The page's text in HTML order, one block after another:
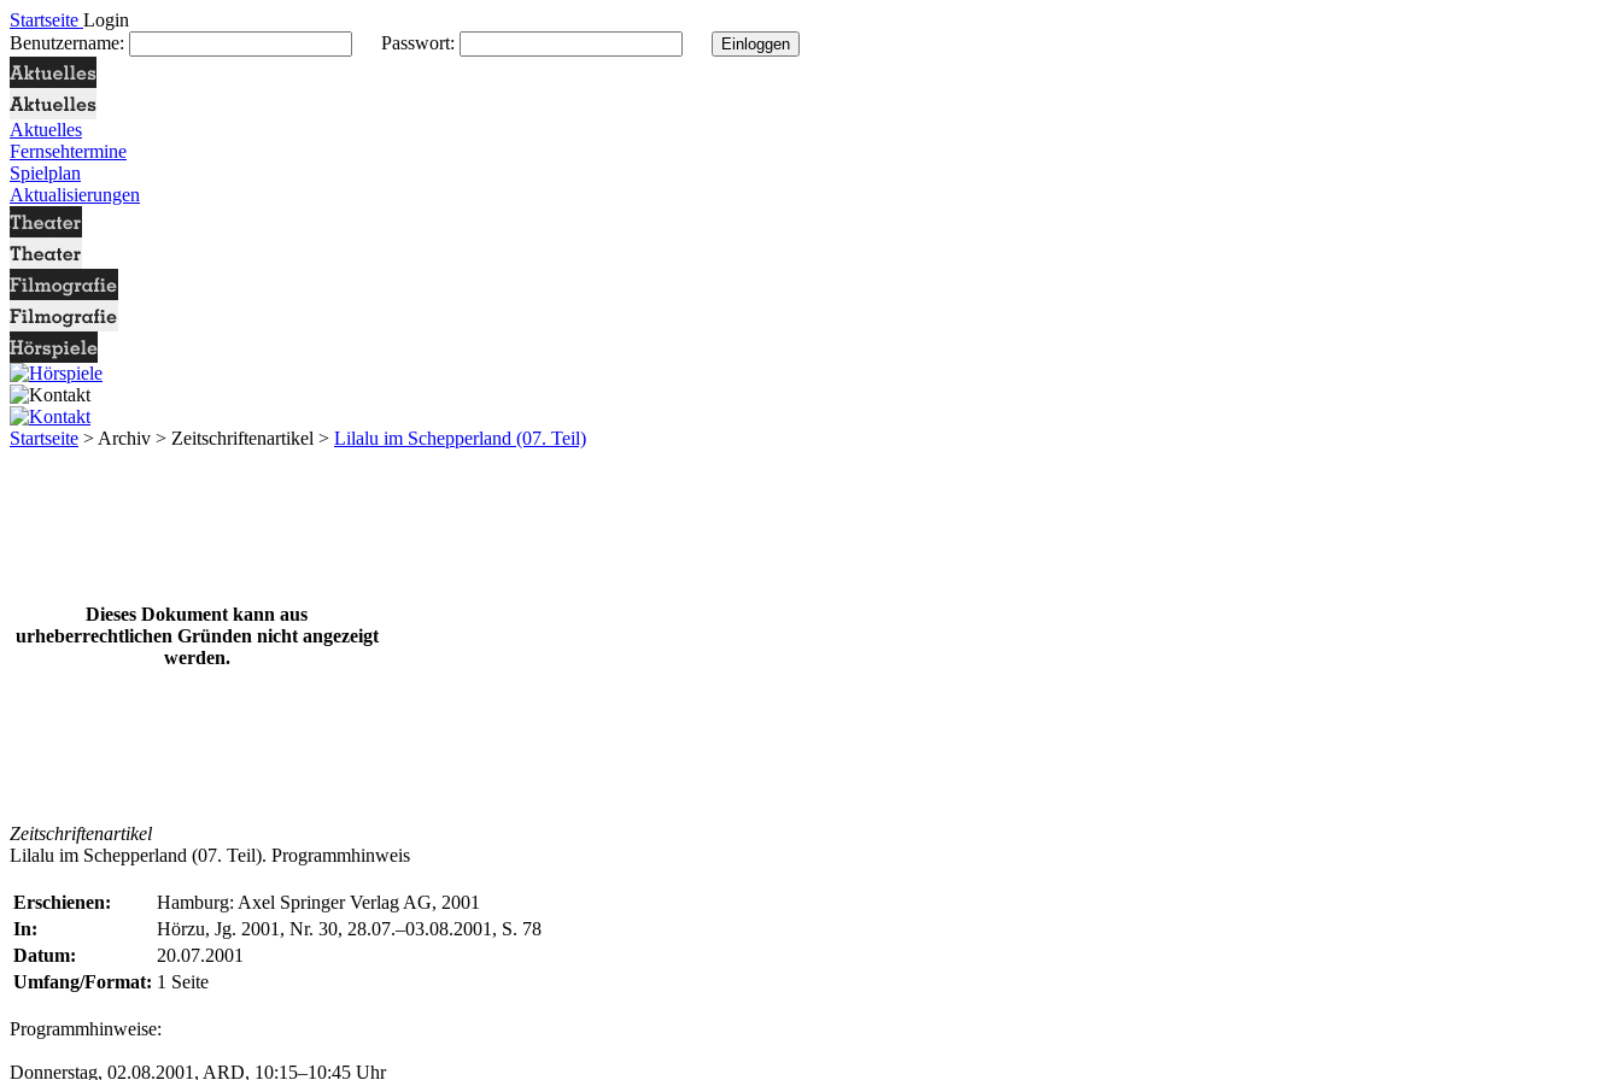
Startseite Login
Benutzername:
Passwort:
Aktuelles
Fernsehtermine
Spielplan
Aktualisierungen
Startseite > Archiv > Zeitschriftenartikel > Lilalu im Schepperland (07. Teil)
Dieses Dokument kann aus
urheberrechtlichen Gründen nicht angezeigt
werden.
Zeitschriftenartikel
Lilalu im Schepperland (07. Teil). Programmhinweis
Erschienen:
Hamburg: Axel Springer Verlag AG, 2001
In:
Hörzu, Jg. 2001, Nr. 30, 28.07.–03.08.2001, S. 78
Datum:
20.07.2001
Umfang/Format: 1 Seite
Programmhinweise:
Donnerstag, 02.08.2001, ARD, 10:15–10:45 Uhr